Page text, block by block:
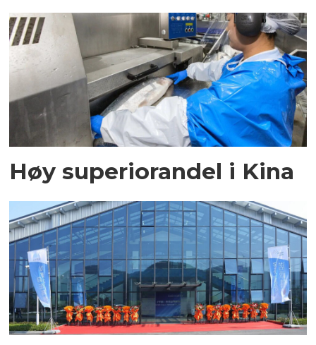
Høy superiorandel i Kina